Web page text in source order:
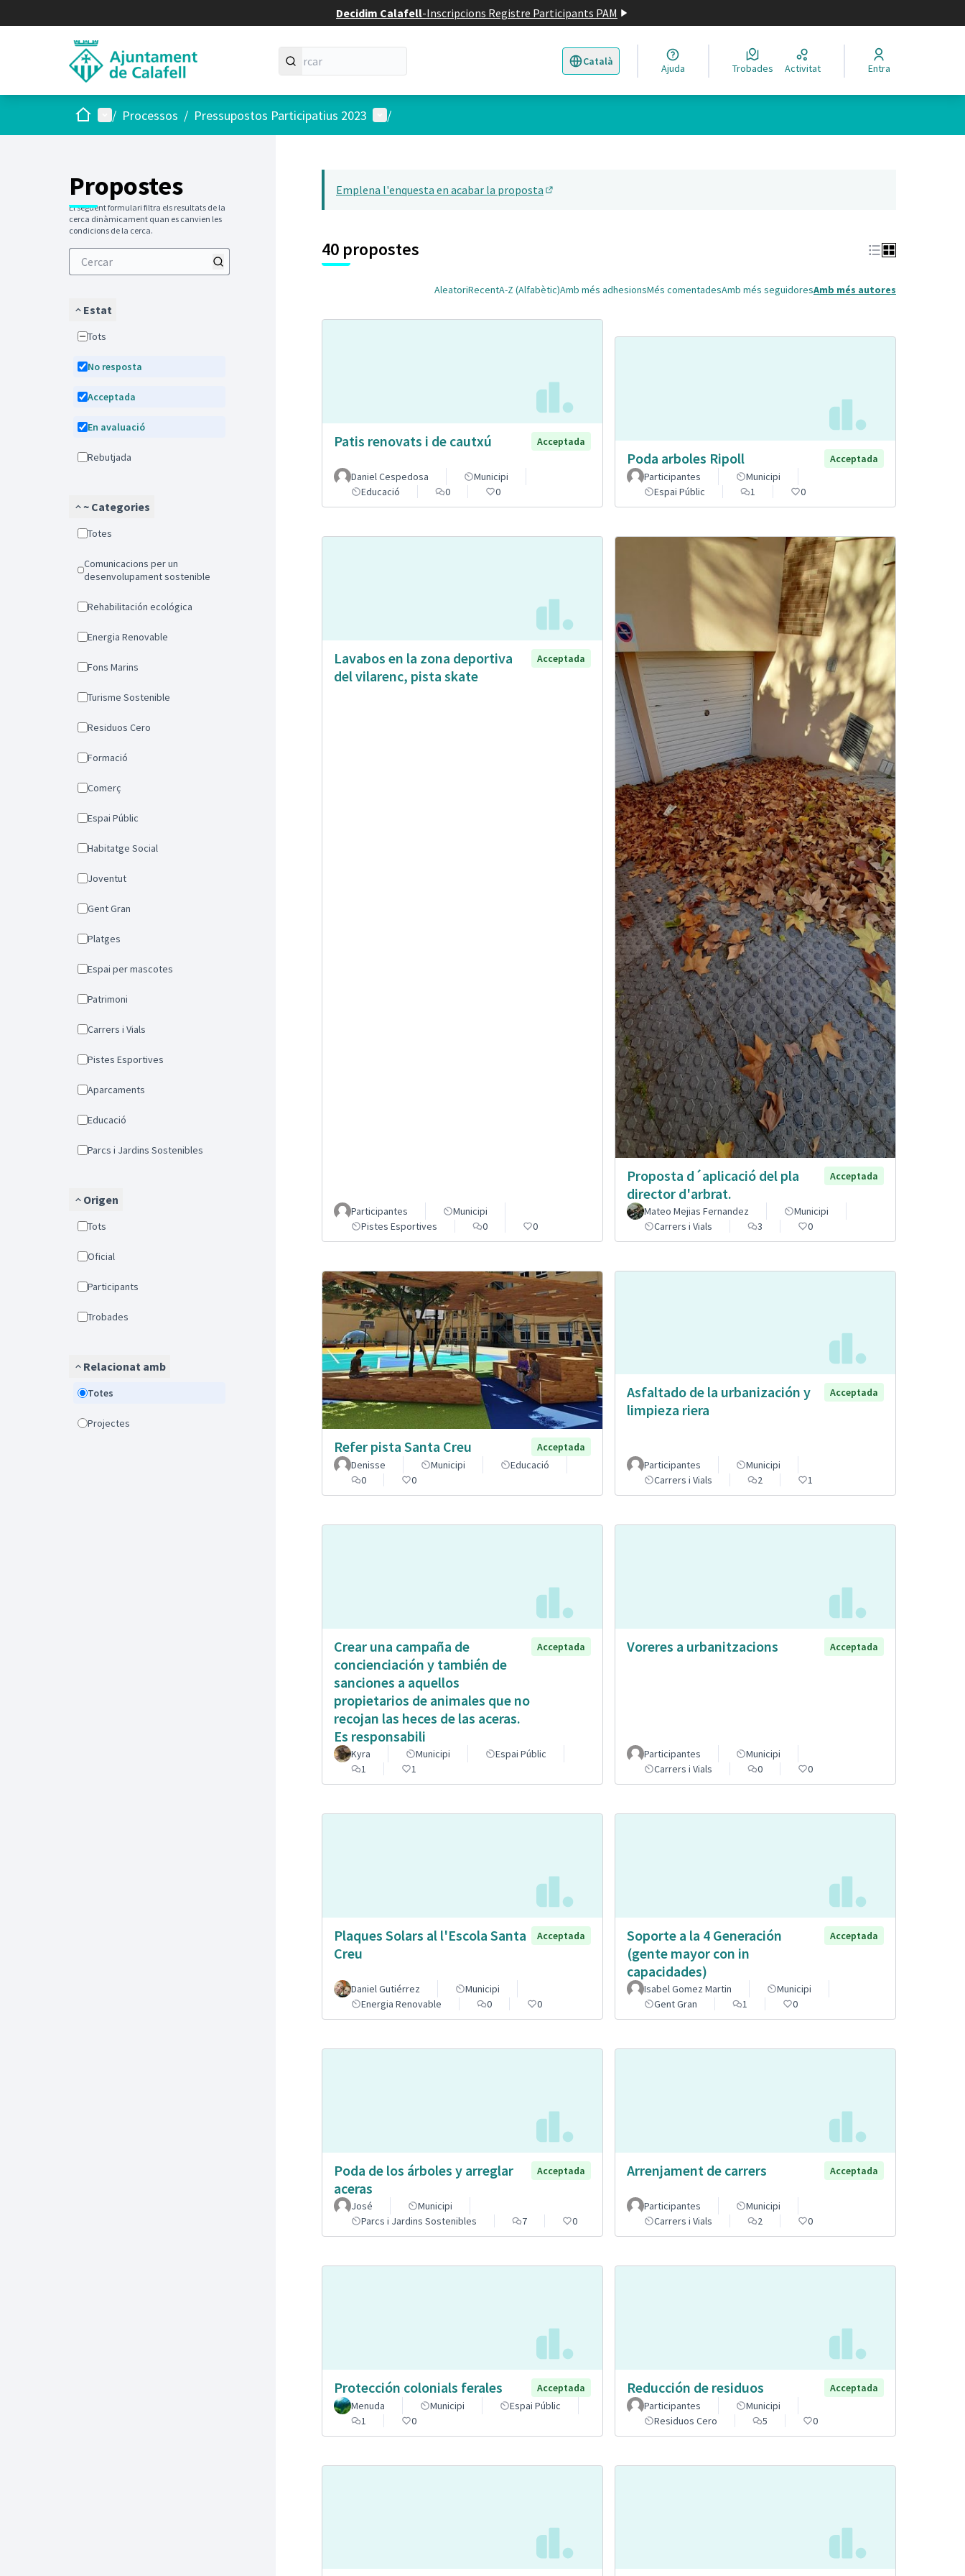
Decidim Calafell-Inscripcions Registre Participants PAM
Català
Triar la llengua Elegir el idioma
Ajuda Trobades Activitat Entra
Inici Menú principal
/ Processos / Pressupostos Participatius 2023 Menú d'usuari
/
Propostes
El següent formulari filtra els resultats de la
cerca dinàmicament quan es canvien les
condicions de la cerca.
Estat
Tots
No resposta
Acceptada
En avaluació
Rebutjada
~ Categories
Totes
Comunicacions per un
desenvolupament sostenible
Rehabilitación ecológica
Energia Renovable
Fons Marins
Turisme Sostenible
Residuos Cero
Formació
Comerç
Espai Públic
Habitatge Social
Joventut
Gent Gran
Platges
Espai per mascotes
Patrimoni
Carrers i Vials
Pistes Esportives
Aparcaments
Educació
Parcs i Jardins Sostenibles
Origen
Tots
Oficial
Participants
Trobades
Relacionat amb
Totes
Projectes
22
Emplena l'enquesta en acabar la proposta
40 propostes
AleatoriRecentA-Z (Alfabètic)Amb més adhesionsMés comentadesAmb més seguidoresAmb més autores
Patis renovats i de cautxú Acceptada
Daniel Cespedosa
Municipi
Educació
0 0
Poda arboles Ripoll
Acceptada
Participantes
Municipi
Espai Públic
1 0
Lavabos en la zona deportiva
del vilarenc, pista skate
Acceptada
Participantes
Municipi
Pistes Esportives
0 0
Proposta d´aplicació del pla
director d'arbrat.
Acceptada
Mateo Mejias Fernandez
Municipi
Carrers i Vials
3 0
Refer pista Santa Creu
Acceptada
Denisse
Municipi
Educació
0
0
Asfaltado de la urbanización y
limpieza riera
Acceptada
Participantes
Municipi
Carrers i Vials
2 1
Crear una campaña de
concienciación y también de
sanciones a aquellos
propietarios de animales que no
recojan las heces de las aceras.
Es responsabili
Acceptada
Kyra Municipi
Espai Públic
1
1
Voreres a urbanitzacions Acceptada
Participantes
Municipi
Carrers i Vials
0 0
Plaques Solars al l'Escola Santa
Creu
Acceptada
Daniel Gutiérrez
Municipi
Energia Renovable
0 0
Soporte a la 4 Generación
(gente mayor con in
capacidades)
Acceptada
Isabel Gomez Martin
Municipi
Gent Gran
1 0
Poda de los árboles y arreglar
aceras
Acceptada
José
Municipi
Parcs i Jardins Sostenibles
7 0
Arrenjament de carrers Acceptada
Participantes
Municipi
Carrers i Vials
2 0
Protección colonials ferales
Acceptada
Menuda
Municipi
Espai Públic
1
0
Reducción de residuos
Acceptada
Participantes
Municipi
Residuos Cero
5 0